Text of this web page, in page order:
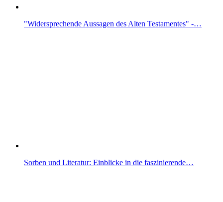
"Widersprechende Aussagen des Alten Testamentes" -…
Sorben und Literatur: Einblicke in die faszinierende…